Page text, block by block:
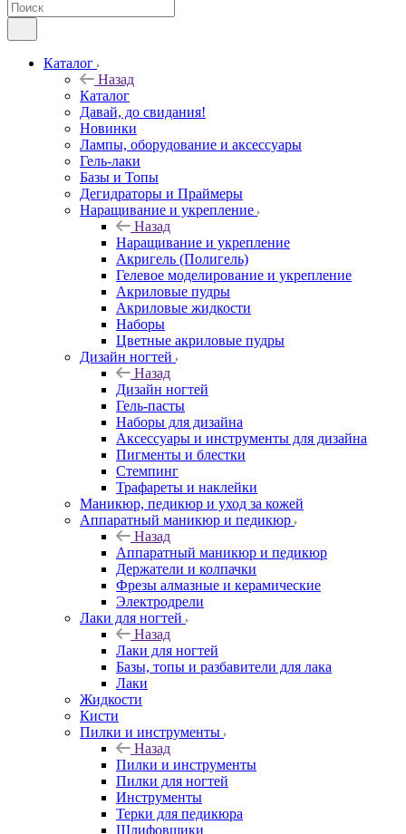
Каталог
Назад
Каталог
Давай, до свидания!
Новинки
Лампы, оборудование и аксессуары
Гель-лаки
Базы и Топы
Дегидраторы и Праймеры
Наращивание и укрепление
Назад
Наращивание и укрепление
Акригель (Полигель)
Гелевое моделирование и укрепление
Акриловые пудры
Акриловые жидкости
Наборы
Цветные акриловые пудры
Дизайн ногтей
Назад
Дизайн ногтей
Гель-пасты
Наборы для дизайна
Аксессуары и инструменты для дизайна
Пигменты и блестки
Стемпинг
Трафареты и наклейки
Маникюр, педикюр и уход за кожей
Аппаратный маникюр и педикюр
Назад
Аппаратный маникюр и педикюр
Держатели и колпачки
Фрезы алмазные и керамические
Электродрели
Лаки для ногтей
Назад
Лаки для ногтей
Базы, топы и разбавители для лака
Лаки
Жидкости
Кисти
Пилки и инструменты
Назад
Пилки и инструменты
Пилки для ногтей
Инструменты
Терки для педикюра
Шлифовщики